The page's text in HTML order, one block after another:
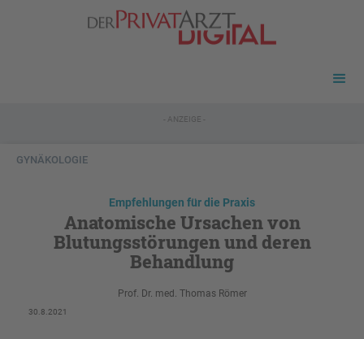
- ANZEIGE -
GYNÄKOLOGIE
Empfehlungen für die Praxis
Anatomische Ursachen von
Blutungsstörungen und deren
Behandlung
Prof. Dr. med. Thomas Römer
30.8.2021